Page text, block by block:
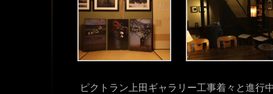
ピクトラン上田ギャラリー工事着々と進行